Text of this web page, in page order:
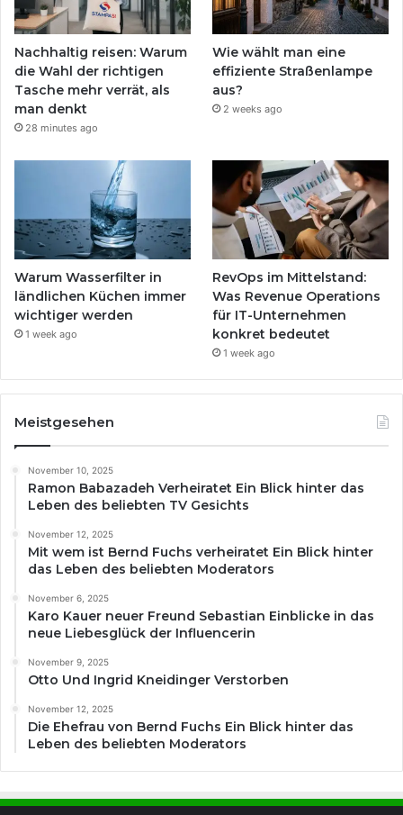
Nachhaltig reisen: Warum
die Wahl der richtigen
Tasche mehr verrät, als
man denkt
28 minutes ago
Wie wählt man eine
effiziente Straßenlampe
aus?
2 weeks ago
Warum Wasserfilter in
ländlichen Küchen immer
wichtiger werden
1 week ago
RevOps im Mittelstand:
Was Revenue Operations
für IT-Unternehmen
konkret bedeutet
1 week ago
Meistgesehen
November 10, 2025
Ramon Babazadeh Verheiratet Ein Blick hinter das
Leben des beliebten TV Gesichts
November 12, 2025
Mit wem ist Bernd Fuchs verheiratet Ein Blick hinter
das Leben des beliebten Moderators
November 6, 2025
Karo Kauer neuer Freund Sebastian Einblicke in das
neue Liebesglück der Influencerin
November 9, 2025
Otto Und Ingrid Kneidinger Verstorben
November 12, 2025
Die Ehefrau von Bernd Fuchs Ein Blick hinter das
Leben des beliebten Moderators